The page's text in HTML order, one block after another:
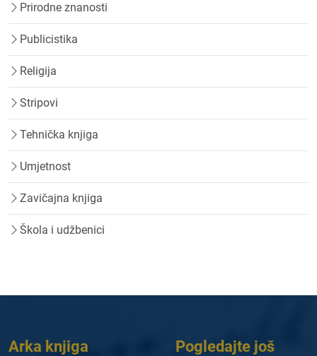
Prirodne znanosti
Publicistika
Religija
Stripovi
Tehnička knjiga
Umjetnost
Zavičajna knjiga
Škola i udžbenici
Arka knjiga Pogledajte još